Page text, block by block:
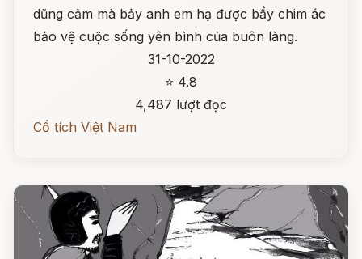
dũng cảm mà bảy anh em hạ được bầy chim ác
bảo vệ cuộc sống yên bình của buôn làng.
31-10-2022
⭐ 4.8
4,487 lượt đọc
Cổ tích Việt Nam